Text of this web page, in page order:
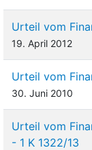
Urteil vom
19. April 2012
Urteil vom
30. Juni 2010
Urteil vom
- 1 K 1322/13